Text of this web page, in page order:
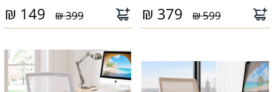
599 ₪
379
₪
399 ₪
149
₪